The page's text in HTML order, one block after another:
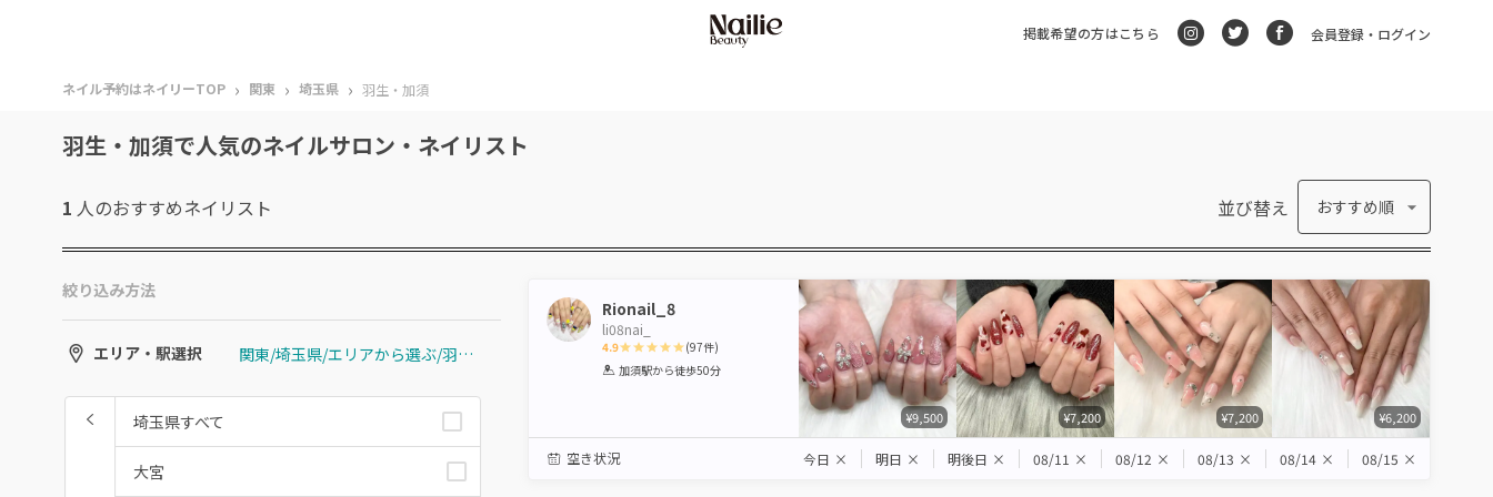
掲載希望の方はこちら 会員登録・ログイン
ネイル予約はネイリーTOP › 関東 › 埼玉県 › 羽生・加須
羽生・加須で人気のネイルサロン・ネイリスト
1 人のおすすめネイリスト 並び替え おすすめ順
絞り込み方法
エリア・駅選択 関東/埼玉県/エリアから選ぶ/羽生・加須
埼玉県すべて
大宮
Rionail_8
li08nai_
4.9
1 2 3 4 5
(97件)
加須駅から徒歩50分
¥9,500 ¥7,200 ¥7,200 ¥6,200
空き状況 今日 × 明日 × 明後日 × 08/11 × 08/12 × 08/13 × 08/14 × 08/15 ×